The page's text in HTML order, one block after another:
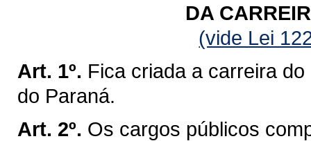
DA
(vide Lei
Art. 1º. Fica criada a carreira
do Paraná.
Art. 2º. Os cargos públicos